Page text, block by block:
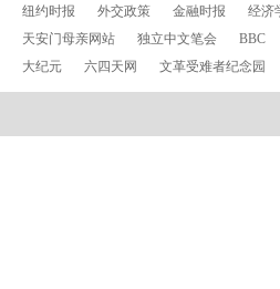
纽约时报 外交政策 金融时报 经济
天安门母亲网站
独立中文笔会 BBC
大纪元
六四天网 文革受难者纪念园